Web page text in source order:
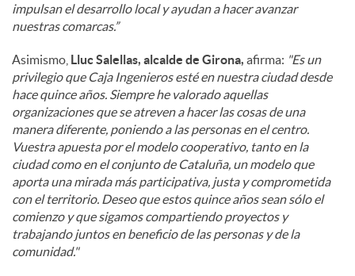
impulsan el desarrollo local y ayudan a hacer avanzar
nuestras comarcas.”
Asimismo, Lluc Salellas, alcalde de Girona, afirma: "Es un
privilegio que Caja Ingenieros esté en nuestra ciudad desde
hace quince años. Siempre he valorado aquellas
organizaciones que se atreven a hacer las cosas de una
manera diferente, poniendo a las personas en el centro.
Vuestra apuesta por el modelo cooperativo, tanto en la
ciudad como en el conjunto de Cataluña, un modelo que
aporta una mirada más participativa, justa y comprometida
con el territorio. Deseo que estos quince años sean sólo el
comienzo y que sigamos compartiendo proyectos y
trabajando juntos en beneficio de las personas y de la
comunidad."